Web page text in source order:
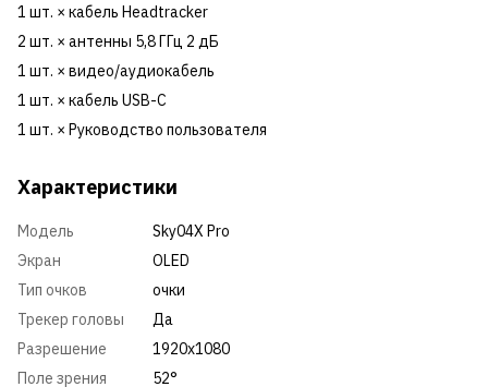
1 шт. × кабель Headtracker
2 шт. × антенны 5,8 ГГц 2 дБ
1 шт. × видео/аудиокабель
1 шт. × кабель USB-C
1 шт. × Руководство пользователя
Характеристики
Модель
Sky04X Pro
Экран
OLED
Тип очков
очки
Трекер головы
Да
Разрешение
1920x1080
Поле зрения
52°